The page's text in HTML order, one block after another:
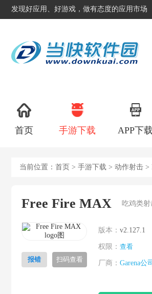
发现好应用、好游戏，做有态度的应用市场
首页 手游下载 APP下载
当前位置： 首页 > 手游下载 > 动作射击 >
Free Fire MAX 吃鸡类
报错 扫码查看
版本： v2.127.1
权限： 查看
厂商： Garena公司